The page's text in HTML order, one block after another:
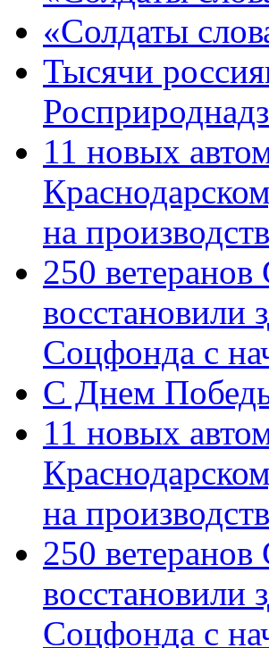
«Солдаты
Тысячи
11 новых
на
250
восстановили
Соцфонда с
С Днем
11 новых
на
250
восстановили
Соцфонда с